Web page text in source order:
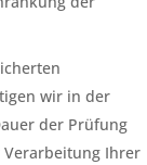
wir in der
der Prüfung
Verarbeitung Ihrer